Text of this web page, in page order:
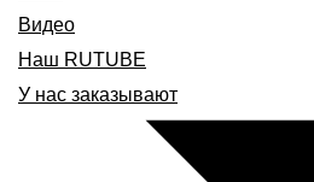
Видео
Наш RUTUBE
У нас заказывают